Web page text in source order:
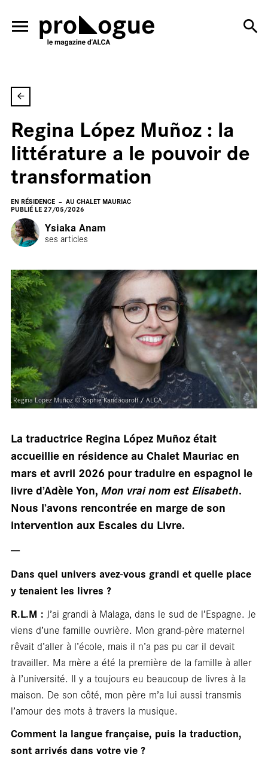
ALLER AU CONTENU PRINCIPAL
Regina López Muñoz : la
littérature a le pouvoir de
transformation
EN RÉSIDENCE
AU CHALET MAURIAC
PUBLIÉ LE 27/05/2026
Ysiaka Anam
ses articles
Regina Lopez Muñoz © Sophie Kandaouroff / ALCA
La traductrice Regina López Muñoz était
accueillie en résidence au Chalet Mauriac en
mars et avril 2026 pour traduire en espagnol le
livre d’Adèle Yon, Mon vrai nom est Elisabeth.
Nous l’avons rencontrée en marge de son
intervention aux Escales du Livre.
---
Dans quel univers avez-vous grandi et quelle place
y tenaient les livres ?
R.L.M : J’ai grandi à Malaga, dans le sud de l’Espagne. Je
viens d’une famille ouvrière. Mon grand-père maternel
rêvait d’aller à l’école, mais il n’a pas pu car il devait
travailler. Ma mère a été la première de la famille à aller
à l’université. Il y a toujours eu beaucoup de livres à la
maison. De son côté, mon père m’a lui aussi transmis
l’amour des mots à travers la musique.
Comment la langue française, puis la traduction,
sont arrivés dans votre vie ?